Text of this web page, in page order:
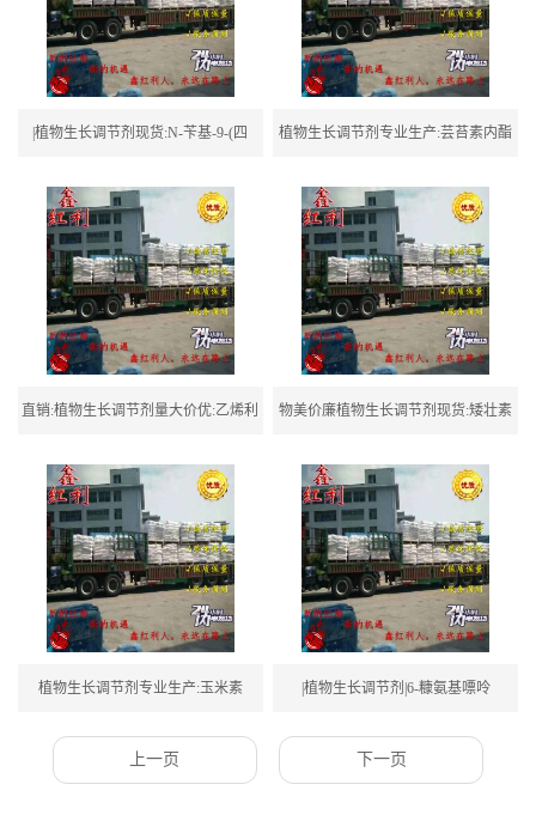
|植物生长调节剂现货:N-苄基-9-(四 植物生长调节剂专业生产:芸苔素内酯
直销:植物生长调节剂量大价优:乙烯利 物美价廉植物生长调节剂现货:矮壮素
植物生长调节剂专业生产:玉米素 |植物生长调节剂|6-糠氨基嘌呤
上一页 下一页